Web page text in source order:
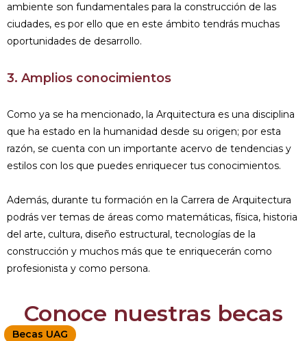
ambiente son fundamentales para la construcción de las
ciudades, es por ello que en este ámbito tendrás muchas
oportunidades de desarrollo.
3. Amplios conocimientos
Como ya se ha mencionado, la Arquitectura es una disciplina
que ha estado en la humanidad desde su origen; por esta
razón, se cuenta con un importante acervo de tendencias y
estilos con los que puedes enriquecer tus conocimientos.
Además, durante tu formación en la Carrera de Arquitectura
podrás ver temas de áreas como matemáticas, física, historia
del arte, cultura, diseño estructural, tecnologías de la
construcción y muchos más que te enriquecerán como
profesionista y como persona.
Conoce nuestras becas
Becas UAG